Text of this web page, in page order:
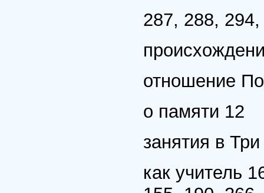
287, 288,
отношение
о памяти 12
занятия в
как учитель